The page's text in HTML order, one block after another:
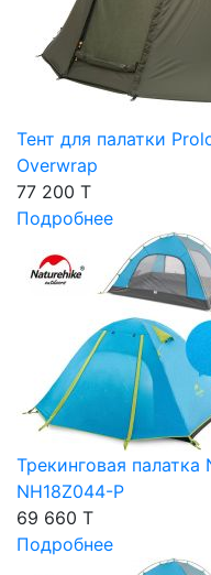
Тент для палатки
Overwrap
77 200 T
Подробнее
Трекинговая
NH18Z044-P
69 660 T
Подробнее